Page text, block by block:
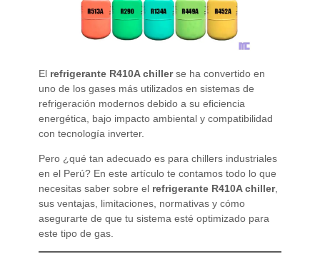
El refrigerante R410A chillerse ha convertido en
uno de los gases más utilizados en sistemas de
refrigeración modernos debido a su eficiencia
energética, bajo impacto ambiental y compatibilidad
con tecnología inverter.
Pero ¿qué tan adecuado es para chillers industriales
en el Perú? En este artículo te contamos todo lo que
necesitas saber sobre el refrigerante R410A chiller,
sus ventajas, limitaciones, normativas y cómo
asegurarte de que tu sistema esté optimizado para
este tipo de gas.